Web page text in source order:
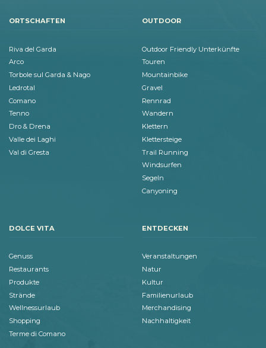
ORTSCHAFTEN
Riva del Garda
Arco
Torbole sul Garda & Nago
Ledrotal
Comano
Tenno
Dro & Drena
Valle dei Laghi
Val di Gresta
OUTDOOR
Outdoor Friendly Unterkünfte
Touren
Mountainbike
Gravel
Rennrad
Wandern
Klettern
Klettersteige
Trail Running
Windsurfen
Segeln
Canyoning
DOLCE VITA
Genuss
Restaurants
Produkte
Strände
Wellnessurlaub
Shopping
Terme di Comano
ENTDECKEN
Veranstaltungen
Natur
Kultur
Familienurlaub
Merchandising
Nachhaltigkeit